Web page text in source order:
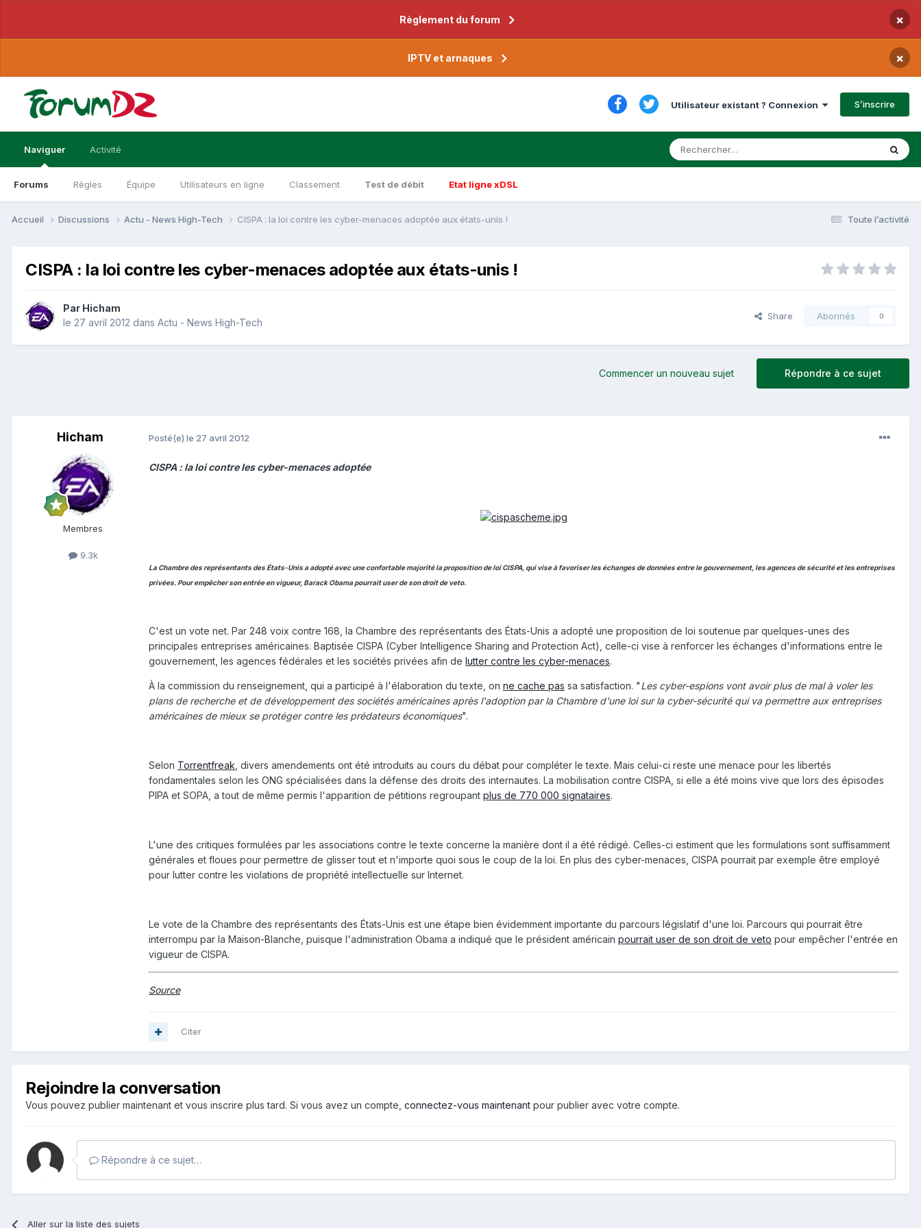
Règlement du forum ×
IPTV et arnaques ×
Utilisateur existant ? Connexion S’inscrire
Naviguer
Forums Règles Équipe Utilisateurs en ligne Classement Test de débit Etat ligne xDSL
Activité
Toute l’activité
Accueil Discussions Actu - News High-Tech CISPA : la loi contre les cyber-menaces adoptée aux états-unis !
CISPA : la loi contre les cyber-menaces adoptée aux états-unis !
Par Hicham
le 27 avril 2012 dans Actu - News High-Tech
Share Abonnés 0
Répondre à ce sujet
Commencer un nouveau sujet
Hicham
Membres
9.3k
Posté(e) le 27 avril 2012
CISPA : la loi contre les cyber-menaces adoptée
La Chambre des représentants des États-Unis a adopté avec une confortable majorité la proposition de loi CISPA, qui vise à favoriser les échanges de données entre le gouvernement, les agences de sécurité et les entreprises
privées. Pour empêcher son entrée en vigueur, Barack Obama pourrait user de son droit de veto.
C'est un vote net. Par 248 voix contre 168, la Chambre des représentants des États-Unis a adopté une proposition de loi soutenue par quelques-unes des
principales entreprises américaines. Baptisée CISPA (Cyber Intelligence Sharing and Protection Act), celle-ci vise à renforcer les échanges d'informations entre le
gouvernement, les agences fédérales et les sociétés privées afin de lutter contre les cyber-menaces.
À la commission du renseignement, qui a participé à l'élaboration du texte, on ne cache pas sa satisfaction. "Les cyber-espions vont avoir plus de mal à voler les
plans de recherche et de développement des sociétés américaines après l'adoption par la Chambre d'une loi sur la cyber-sécurité qui va permettre aux entreprises
américaines de mieux se protéger contre les prédateurs économiques".
Selon Torrentfreak , divers amendements ont été introduits au cours du débat pour compléter le texte. Mais celui-ci reste une menace pour les libertés
fondamentales selon les ONG spécialisées dans la défense des droits des internautes. La mobilisation contre CISPA, si elle a été moins vive que lors des épisodes
PIPA et SOPA, a tout de même permis l'apparition de pétitions regroupant plus de 770 000 signataires.
L'une des critiques formulées par les associations contre le texte concerne la manière dont il a été rédigé. Celles-ci estiment que les formulations sont suffisamment
générales et floues pour permettre de glisser tout et n'importe quoi sous le coup de la loi. En plus des cyber-menaces, CISPA pourrait par exemple être employé
pour lutter contre les violations de propriété intellectuelle sur Internet.
Le vote de la Chambre des représentants des États-Unis est une étape bien évidemment importante du parcours législatif d'une loi. Parcours qui pourrait être
interrompu par la Maison-Blanche, puisque l'administration Obama a indiqué que le président américain pourrait user de son droit de veto pour empêcher l'entrée en
vigueur de CISPA.
Source
Citer
Rejoindre la conversation
Vous pouvez publier maintenant et vous inscrire plus tard. Si vous avez un compte, connectez-vous maintenant pour publier avec votre compte.
Répondre à ce sujet…
Aller sur la liste des sujets